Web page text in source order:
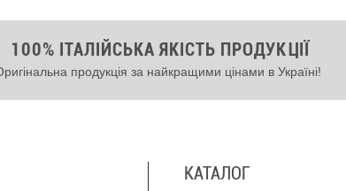
100% ІТАЛІЙСЬКА ЯКІСТЬ ПРОДУКЦІЇ
продукція за найкращими цінами в Україні!
КАТАЛОГ